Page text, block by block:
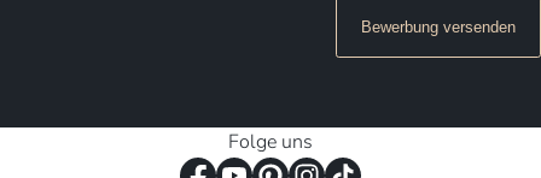
Bewerbung versenden
Folge uns